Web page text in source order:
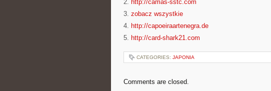
2. http://camas-sstc.com
3. zobacz wszystkie
4. http://capoeiraartenegra.de
5. http://card-shark21.com
CATEGORIES: JAPONIA
Comments are closed.